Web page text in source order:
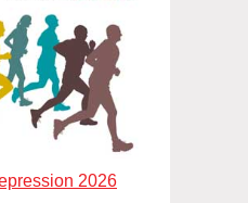
2026